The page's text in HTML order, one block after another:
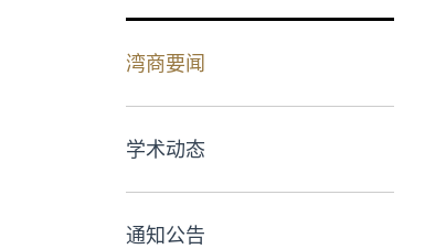
湾商要闻
学术动态
通知公告